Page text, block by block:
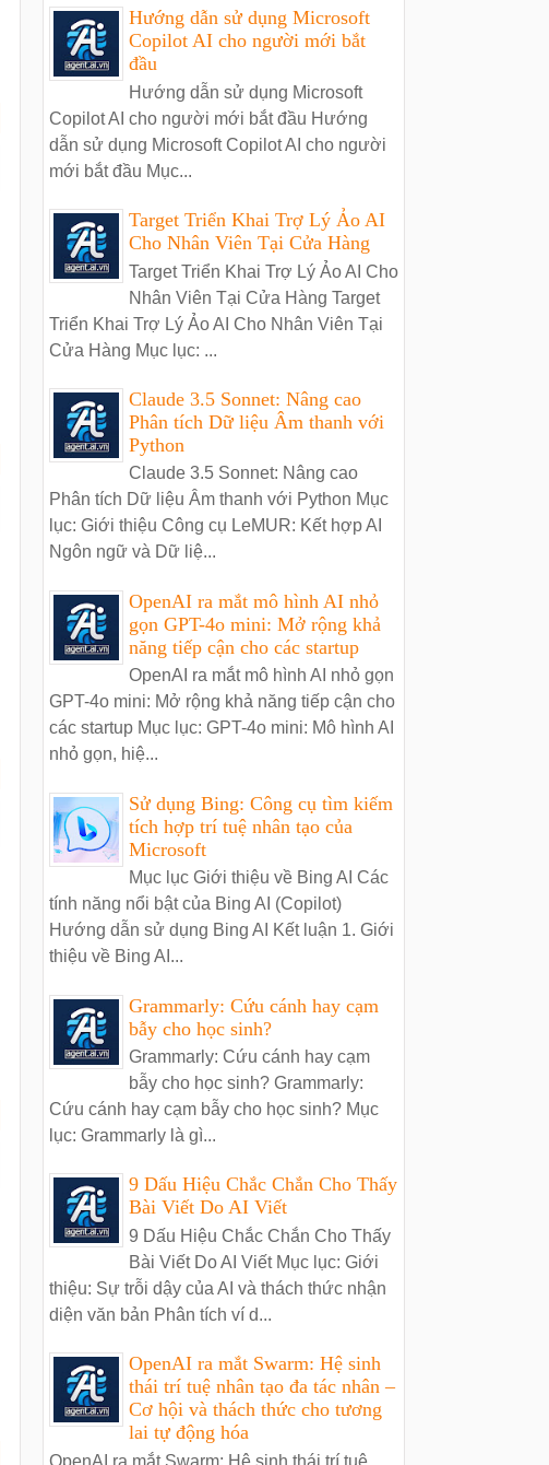
Hướng dẫn sử dụng Microsoft
Copilot AI cho người mới bắt
đầu
Hướng dẫn sử dụng Microsoft
Copilot AI cho người mới bắt đầu Hướng
dẫn sử dụng Microsoft Copilot AI cho người
mới bắt đầu Mục...
Target Triển Khai Trợ Lý Ảo AI
Cho Nhân Viên Tại Cửa Hàng
Target Triển Khai Trợ Lý Ảo AI Cho
Nhân Viên Tại Cửa Hàng Target
Triển Khai Trợ Lý Ảo AI Cho Nhân Viên Tại
Cửa Hàng Mục lục: ...
Claude 3.5 Sonnet: Nâng cao
Phân tích Dữ liệu Âm thanh với
Python
Claude 3.5 Sonnet: Nâng cao
Phân tích Dữ liệu Âm thanh với Python Mục
lục: Giới thiệu Công cụ LeMUR: Kết hợp AI
Ngôn ngữ và Dữ liệ...
OpenAI ra mắt mô hình AI nhỏ
gọn GPT-4o mini: Mở rộng khả
năng tiếp cận cho các startup
OpenAI ra mắt mô hình AI nhỏ gọn
GPT-4o mini: Mở rộng khả năng tiếp cận cho
các startup Mục lục: GPT-4o mini: Mô hình AI
nhỏ gọn, hiệ...
Sử dụng Bing: Công cụ tìm kiếm
tích hợp trí tuệ nhân tạo của
Microsoft
Mục lục Giới thiệu về Bing AI Các
tính năng nổi bật của Bing AI (Copilot)
Hướng dẫn sử dụng Bing AI Kết luận 1. Giới
thiệu về Bing AI...
Grammarly: Cứu cánh hay cạm
bẫy cho học sinh?
Grammarly: Cứu cánh hay cạm
bẫy cho học sinh? Grammarly:
Cứu cánh hay cạm bẫy cho học sinh? Mục
lục: Grammarly là gì...
9 Dấu Hiệu Chắc Chắn Cho Thấy
Bài Viết Do AI Viết
9 Dấu Hiệu Chắc Chắn Cho Thấy
Bài Viết Do AI Viết Mục lục: Giới
thiệu: Sự trỗi dậy của AI và thách thức nhận
diện văn bản Phân tích ví d...
OpenAI ra mắt Swarm: Hệ sinh
thái trí tuệ nhân tạo đa tác nhân –
Cơ hội và thách thức cho tương
lai tự động hóa
OpenAI ra mắt Swarm: Hệ sinh thái trí tuệ